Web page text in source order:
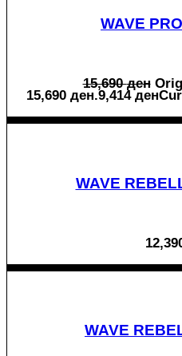
WAVE
15,690ден
15,690 ден.9,414ден
WAVE
WAVE